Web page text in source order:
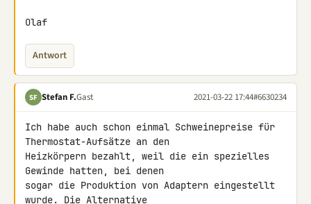
Olaf
Antwort
SF Stefan F.Gast 2021-03-22 17:44#6630234
Ich habe auch schon einmal Schweinepreise für
Thermostat-Aufsätze an den
Heizkörpern bezahlt, weil die ein spezielles
Gewinde hatten, bei denen
sogar die Produktion von Adaptern eingestellt
wurde. Die Alternative